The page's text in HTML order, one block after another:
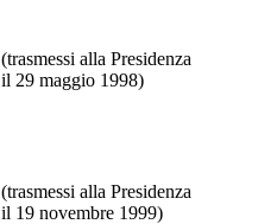
(trasmessi alla Presidenza
il 29 maggio 1998)
(trasmessi alla Presidenza
il 19 novembre 1999)